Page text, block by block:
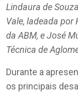
Lindaura de
Vale, ladeada por
da ABM, e José
Técnica de
Durante a
os principais